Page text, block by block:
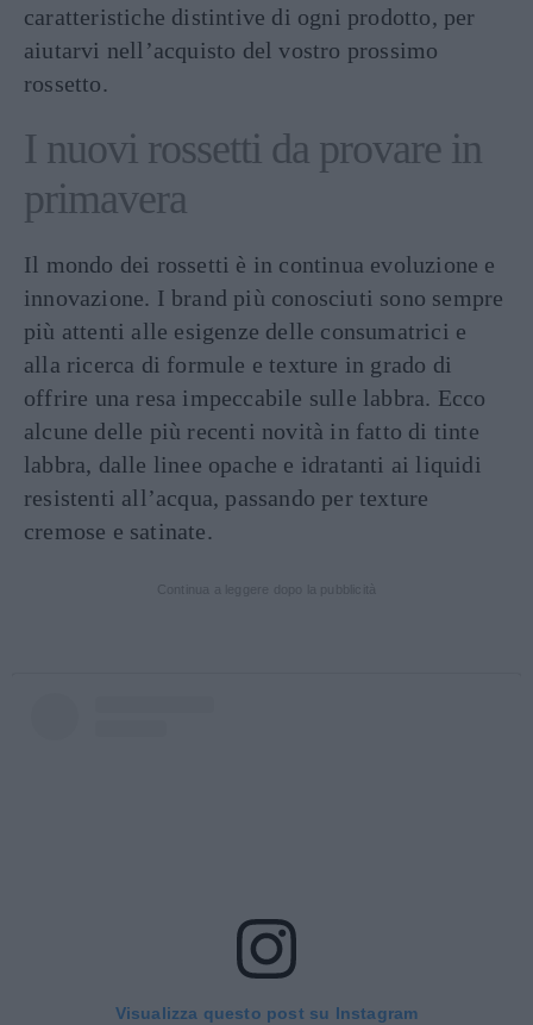
caratteristiche distintive di ogni prodotto, per
aiutarvi nell’acquisto del vostro prossimo
rossetto.
I nuovi rossetti da provare in
primavera
Il mondo dei rossetti è in continua evoluzione e
innovazione. I brand più conosciuti sono sempre
più attenti alle esigenze delle consumatrici e
alla ricerca di formule e texture in grado di
offrire una resa impeccabile sulle labbra. Ecco
alcune delle più recenti novità in fatto di tinte
labbra, dalle linee opache e idratanti ai liquidi
resistenti all’acqua, passando per texture
cremose e satinate.
Visualizza questo post su Instagram